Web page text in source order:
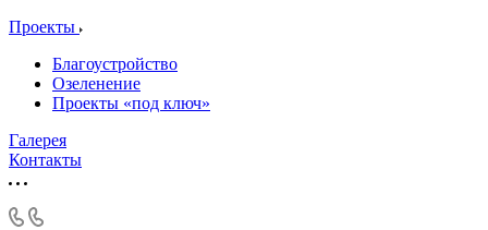
Проекты
Благоустройство
Озеленение
Проекты «под ключ»
Галерея
Контакты